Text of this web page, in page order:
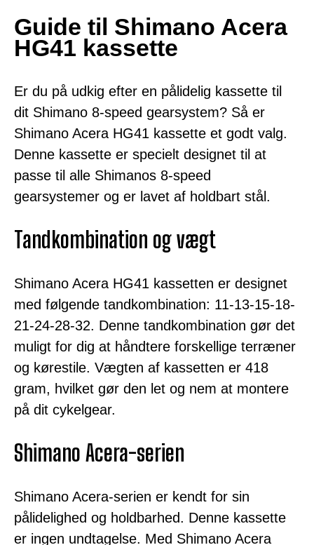
Guide til Shimano Acera
HG41 kassette
Er du på udkig efter en pålidelig kassette til
dit Shimano 8-speed gearsystem? Så er
Shimano Acera HG41 kassette et godt valg.
Denne kassette er specielt designet til at
passe til alle Shimanos 8-speed
gearsystemer og er lavet af holdbart stål.
Tandkombination og vægt
Shimano Acera HG41 kassetten er designet
med følgende tandkombination: 11-13-15-18-
21-24-28-32. Denne tandkombination gør det
muligt for dig at håndtere forskellige terræner
og kørestile. Vægten af kassetten er 418
gram, hvilket gør den let og nem at montere
på dit cykelgear.
Shimano Acera-serien
Shimano Acera-serien er kendt for sin
pålidelighed og holdbarhed. Denne kassette
er ingen undtagelse. Med Shimano Acera